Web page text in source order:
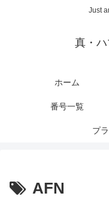
Just
真・
ホーム
番号一覧
プ
AFN